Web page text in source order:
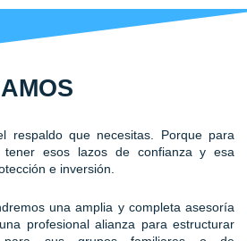
respaldo que necesitas. Porque para
tener esos lazos de confianza y esa
e inversión.
una amplia y completa asesoría
profesional alianza para estructurar